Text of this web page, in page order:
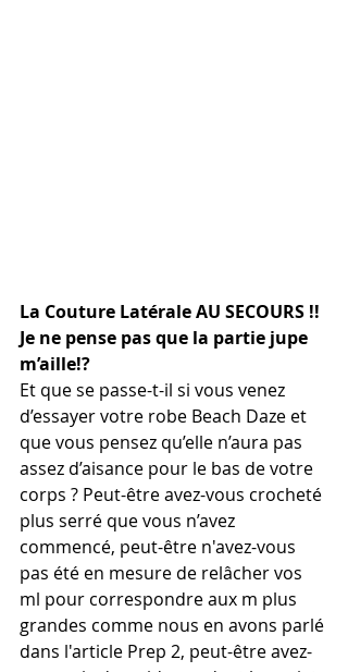
La Couture Latérale AU SECOURS !!
Je ne pense pas que la partie jupe
m’aille!?
Et que se passe-t-il si vous venez
d’essayer votre robe Beach Daze et
que vous pensez qu’elle n’aura pas
assez d’aisance pour le bas de votre
corps ? Peut-être avez-vous crocheté
plus serré que vous n’avez
commencé, peut-être n'avez-vous
pas été en mesure de relâcher vos
ml pour correspondre aux m plus
grandes comme nous en avons parlé
dans l'article Prep 2, peut-être avez-